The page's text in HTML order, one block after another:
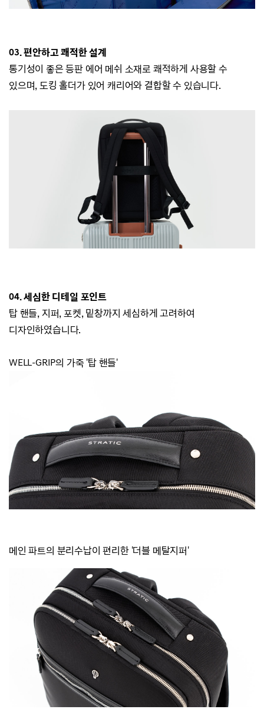
03. 편안하고 쾌적한 설계
통기성이 좋은 등판 에어 메쉬 소재로 쾌적하게 사용할 수
있으며, 도킹 홀더가 있어 캐리어와 결합할 수 있습니다.
04. 세심한 디테일 포인트
탑 핸들, 지퍼, 포켓, 밑창까지 세심하게 고려하여
디자인하였습니다.
WELL-GRIP의 가죽 '탑 핸들'
메인 파트의 분리수납이 편리한 '더블 메탈지퍼'